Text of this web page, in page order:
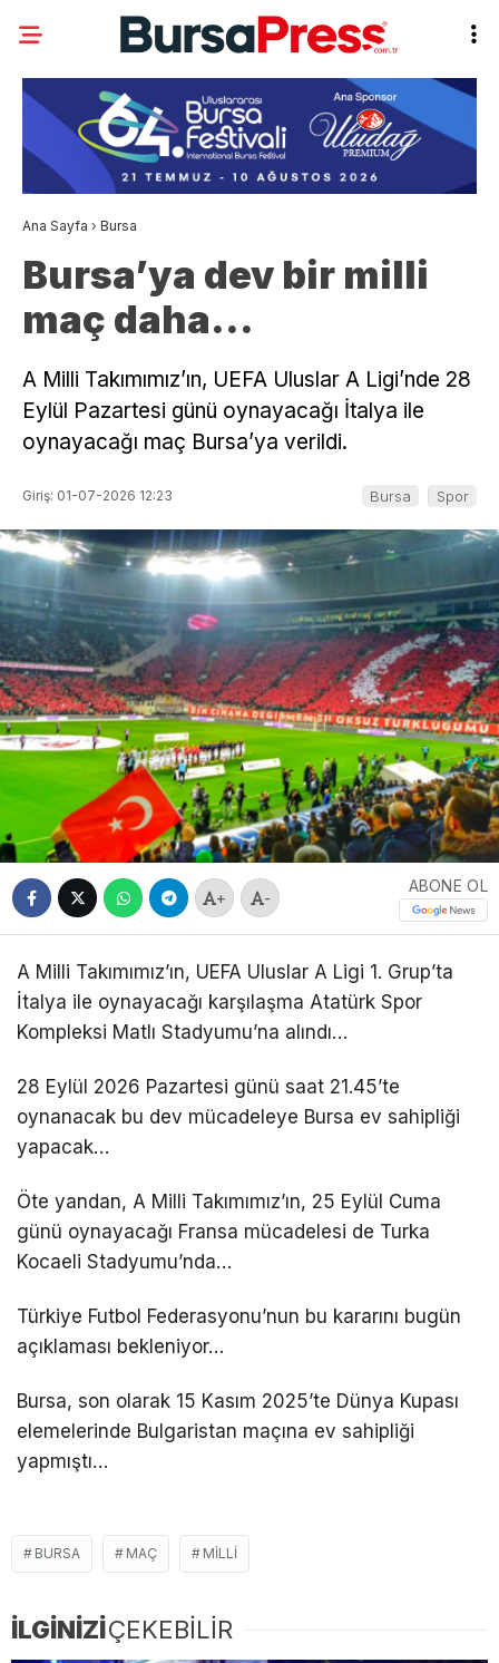
Ana Sayfa › Bursa
Bursa’ya dev bir milli
maç daha…
A Milli Takımımız’ın, UEFA Uluslar A Ligi’nde 28
Eylül Pazartesi günü oynayacağı İtalya ile
oynayacağı maç Bursa’ya verildi.
Giriş: 01-07-2026 12:23 Bursa Spor
+ -
ABONE OL
A Milli Takımımız’ın, UEFA Uluslar A Ligi 1. Grup’ta
İtalya ile oynayacağı karşılaşma Atatürk Spor
Kompleksi Matlı Stadyumu’na alındı…
28 Eylül 2026 Pazartesi günü saat 21.45’te
oynanacak bu dev mücadeleye Bursa ev sahipliği
yapacak…
Öte yandan, A Milli Takımımız’ın, 25 Eylül Cuma
günü oynayacağı Fransa mücadelesi de Turka
Kocaeli Stadyumu’nda…
Türkiye Futbol Federasyonu’nun bu kararını bugün
açıklaması bekleniyor…
Bursa, son olarak 15 Kasım 2025’te Dünya Kupası
elemelerinde Bulgaristan maçına ev sahipliği
yapmıştı…
BURSA MAÇ MILLI
İLGİNİZİÇEKEBİLİR